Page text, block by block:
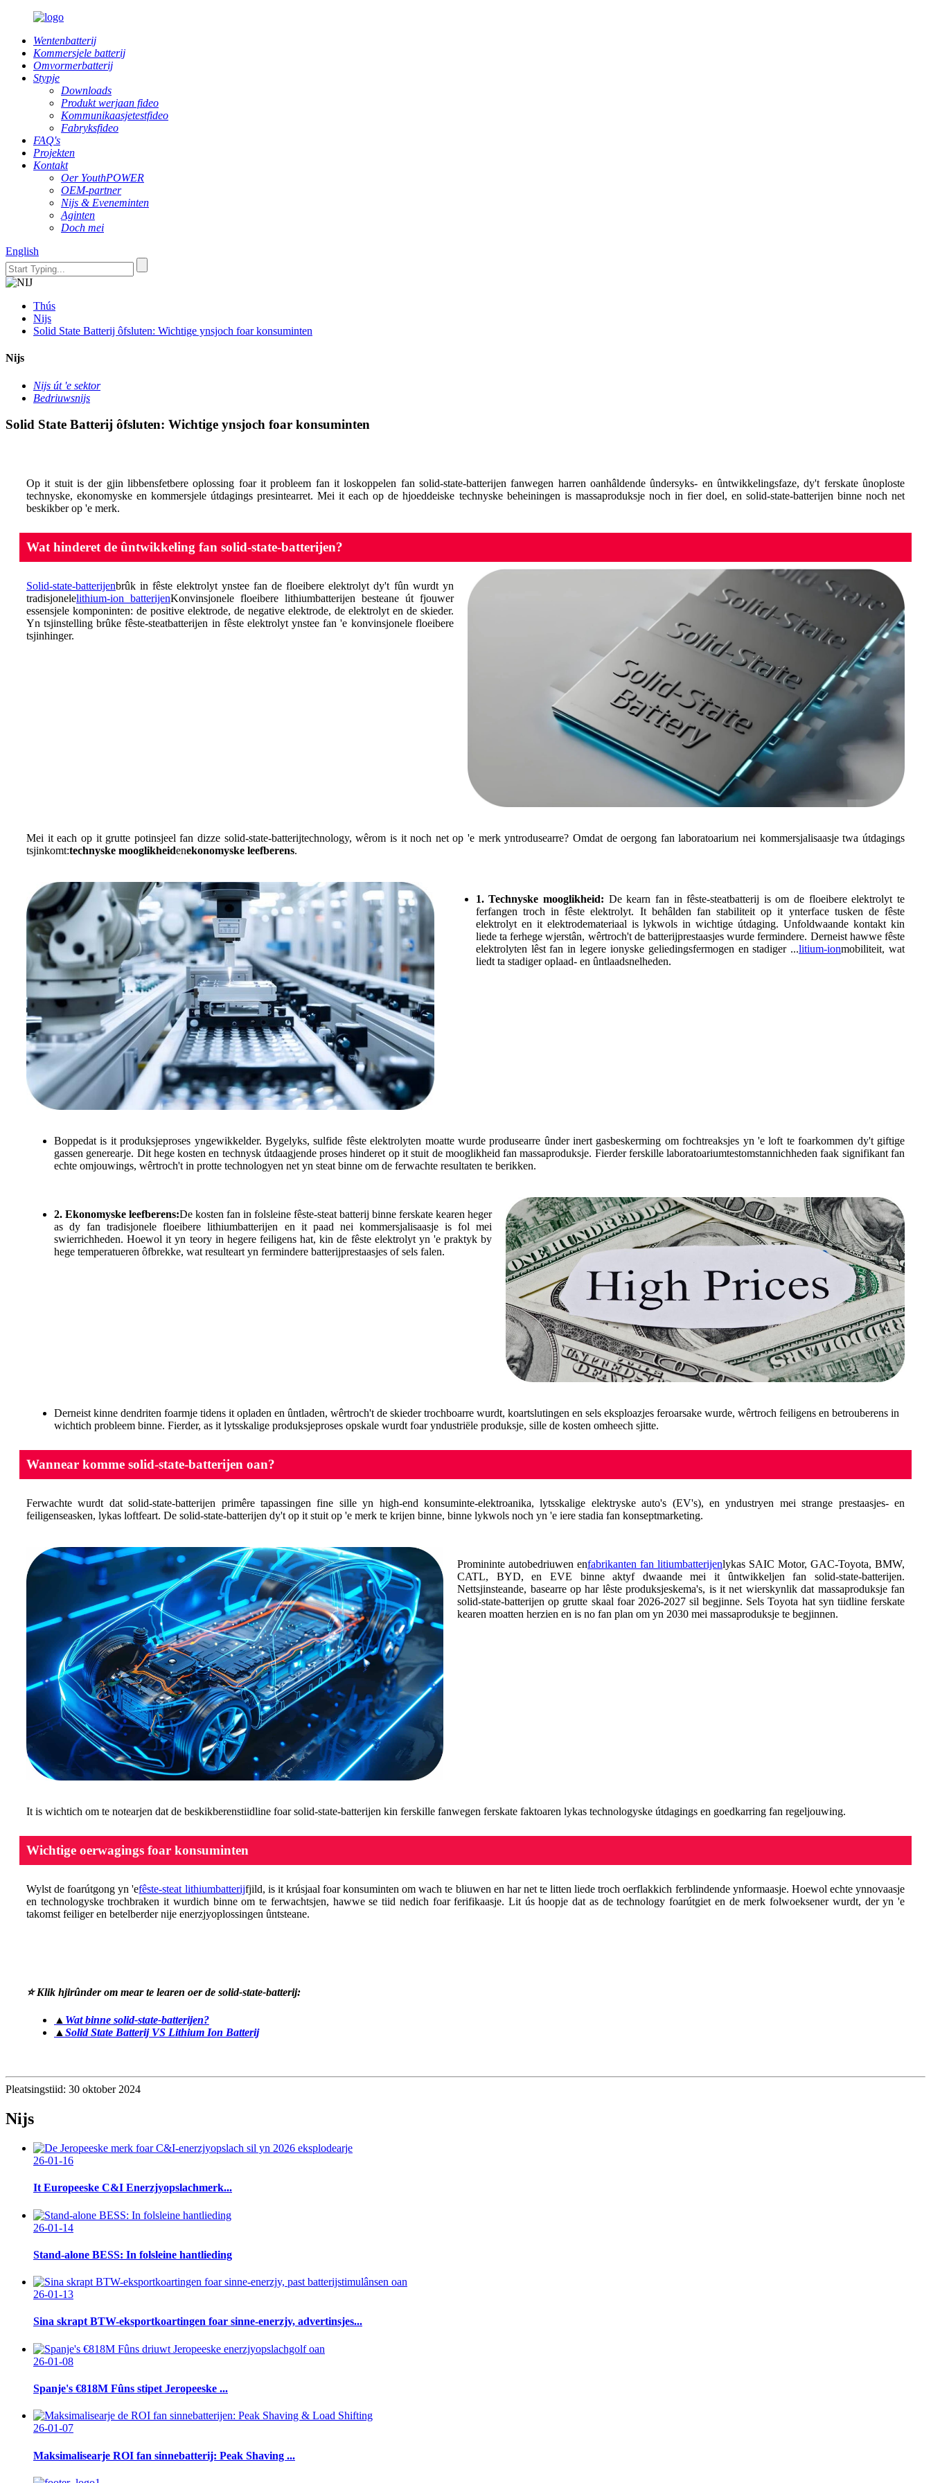
Wentenbatterij
Kommersjele batterij
Omvormerbatterij
Stypje
Downloads
Produkt werjaan fideo
Kommunikaasjetestfideo
Fabryksfideo
FAQ's
Projekten
Kontakt
Oer YouthPOWER
OEM-partner
Nijs & Eveneminten
Aginten
Doch mei
English
Thús
Nijs
Solid State Batterij ôfsluten: Wichtige ynsjoch foar konsuminten
Nijs
Nijs út 'e sektor
Bedriuwsnijs
Solid State Batterij ôfsluten: Wichtige ynsjoch foar konsuminten
Op it stuit is der gjin libbensfetbere oplossing foar it probleem fan it loskoppelen fan solid-state-batterijen fanwegen harren oanhâldende ûndersyks- en ûntwikkelingsfaze, dy't ferskate ûnoploste
technyske, ekonomyske en kommersjele útdagings presintearret. Mei it each op de hjoeddeiske technyske beheiningen is massaproduksje noch in fier doel, en solid-state-batterijen binne noch net
beskikber op 'e merk.
Wat hinderet de ûntwikkeling fan solid-state-batterijen?
Solid-state-batterijenbrûk in fêste elektrolyt ynstee fan de floeibere elektrolyt dy't fûn wurdt yn
tradisjonelelithium-ion batterijenKonvinsjonele floeibere lithiumbatterijen besteane út fjouwer
essensjele komponinten: de positive elektrode, de negative elektrode, de elektrolyt en de skieder.
Yn tsjinstelling brûke fêste-steatbatterijen in fêste elektrolyt ynstee fan 'e konvinsjonele floeibere
tsjinhinger.
Mei it each op it grutte potinsjeel fan dizze solid-state-batterijtechnology, wêrom is it noch net op 'e merk yntrodusearre? Omdat de oergong fan laboratoarium nei kommersjalisaasje twa útdagings
tsjinkomt:technyske mooglikheidenekonomyske leefberens.
1. Technyske mooglikheid: De kearn fan in fêste-steatbatterij is om de floeibere elektrolyt te
ferfangen troch in fêste elektrolyt. It behâlden fan stabiliteit op it ynterface tusken de fêste
elektrolyt en it elektrodemateriaal is lykwols in wichtige útdaging. Unfoldwaande kontakt kin
liede ta ferhege wjerstân, wêrtroch't de batterijprestaasjes wurde fermindere. Derneist hawwe fêste
elektrolyten lêst fan in legere ionyske geliedingsfermogen en stadiger ...litium-ionmobiliteit, wat
liedt ta stadiger oplaad- en ûntlaadsnelheden.
Boppedat is it produksjeproses yngewikkelder. Bygelyks, sulfide fêste elektrolyten moatte wurde produsearre ûnder inert gasbeskerming om fochtreaksjes yn 'e loft te foarkommen dy't giftige
gassen generearje. Dit hege kosten en technysk útdaagjende proses hinderet op it stuit de mooglikheid fan massaproduksje. Fierder ferskille laboratoariumtestomstannichheden faak signifikant fan
echte omjouwings, wêrtroch't in protte technologyen net yn steat binne om de ferwachte resultaten te berikken.
2. Ekonomyske leefberens:De kosten fan in folsleine fêste-steat batterij binne ferskate kearen heger
as dy fan tradisjonele floeibere lithiumbatterijen en it paad nei kommersjalisaasje is fol mei
swierrichheden. Hoewol it yn teory in hegere feiligens hat, kin de fêste elektrolyt yn 'e praktyk by
hege temperatueren ôfbrekke, wat resulteart yn fermindere batterijprestaasjes of sels falen.
Derneist kinne dendriten foarmje tidens it opladen en ûntladen, wêrtroch't de skieder trochboarre wurdt, koartslutingen en sels eksploazjes feroarsake wurde, wêrtroch feiligens en betrouberens in
wichtich probleem binne. Fierder, as it lytsskalige produksjeproses opskale wurdt foar yndustriële produksje, sille de kosten omheech sjitte.
Wannear komme solid-state-batterijen oan?
Ferwachte wurdt dat solid-state-batterijen primêre tapassingen fine sille yn high-end konsuminte-elektroanika, lytsskalige elektryske auto's (EV's), en yndustryen mei strange prestaasjes- en
feiligenseasken, lykas loftfeart. De solid-state-batterijen dy't op it stuit op 'e merk te krijen binne, binne lykwols noch yn 'e iere stadia fan konseptmarketing.
Promininte autobedriuwen enfabrikanten fan litiumbatterijenlykas SAIC Motor, GAC-Toyota, BMW,
CATL, BYD, en EVE binne aktyf dwaande mei it ûntwikkeljen fan solid-state-batterijen.
Nettsjinsteande, basearre op har lêste produksjeskema's, is it net wierskynlik dat massaproduksje fan
solid-state-batterijen op grutte skaal foar 2026-2027 sil begjinne. Sels Toyota hat syn tiidline ferskate
kearen moatten herzien en is no fan plan om yn 2030 mei massaproduksje te begjinnen.
It is wichtich om te notearjen dat de beskikberenstiidline foar solid-state-batterijen kin ferskille fanwegen ferskate faktoaren lykas technologyske útdagings en goedkarring fan regeljouwing.
Wichtige oerwagings foar konsuminten
Wylst de foarútgong yn 'efêste-steat lithiumbatterijfjild, is it krúsjaal foar konsuminten om wach te bliuwen en har net te litten liede troch oerflakkich ferblindende ynformaasje. Hoewol echte ynnovaasje
en technologyske trochbraken it wurdich binne om te ferwachtsjen, hawwe se tiid nedich foar ferifikaasje. Lit ús hoopje dat as de technology foarútgiet en de merk folwoeksener wurdt, der yn 'e
takomst feiliger en betelberder nije enerzjyoplossingen ûntsteane.
⭐ Klik hjirûnder om mear te learen oer de solid-state-batterij:
▲ Wat binne solid-state-batterijen?
▲ Solid State Batterij VS Lithium Ion Batterij
Pleatsingstiid: 30 oktober 2024
Nijs
26-01-16
It Europeeske C&I Enerzjyopslachmerk...
26-01-14
Stand-alone BESS: In folsleine hantlieding
26-01-13
Sina skrapt BTW-eksportkoartingen foar sinne-enerzjy, advertinsjes...
26-01-08
Spanje's €818M Fûns stipet Jeropeeske ...
26-01-07
Maksimalisearje ROI fan sinnebatterij: Peak Shaving ...